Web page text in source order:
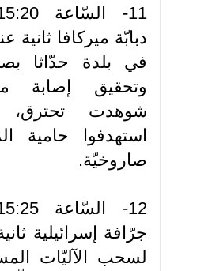
دبابّة ميركافا ثانية
في بلدة حدّاثا
وتحقيق إصابة
شوهدت
استهدفوا حامية
صاروخيّة.
جرّافة إسرائيلية
لسحب الآليّات